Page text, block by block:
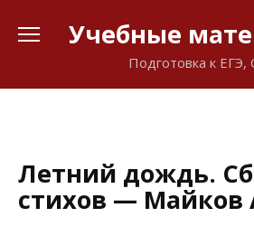
Учебные
Подготовка к ЕГЭ,
Летний дождь.
стихов — Майков